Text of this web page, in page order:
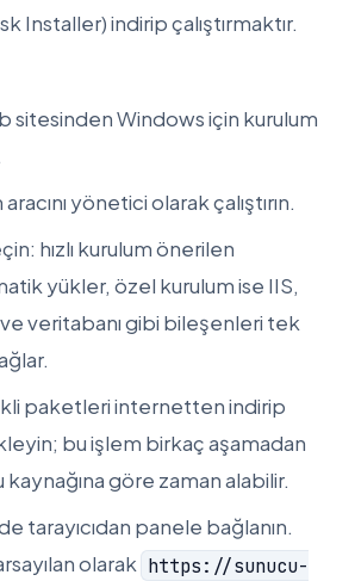
Installer) indirip çalıştırmaktır.
sitesinden Windows için kurulum
yönetici olarak çalıştırın.
hızlı kurulum önerilen
yükler, özel kurulum ise IIS,
veritabanı gibi bileşenleri tek
paketleri internetten indirip
bu işlem birkaç aşamadan
kaynağına göre zaman alabilir.
tarayıcıdan panele bağlanın.
olarak https://sunucu-